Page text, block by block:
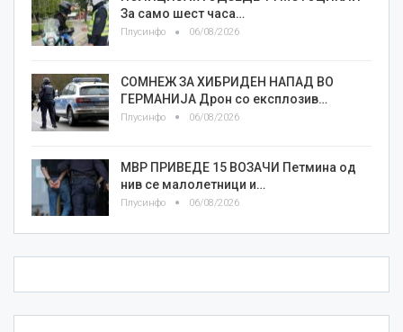
За само шест часа…
Плусинфо 06/08/2026
СОМНЕЖ ЗА ХИБРИДЕН НАПАД ВО
ГЕРМАНИЈА Дрон со експлозив…
Плусинфо 06/08/2026
МВР ПРИВЕДЕ 15 ВОЗАЧИ Петмина од
нив се малолетници и…
Плусинфо 06/08/2026